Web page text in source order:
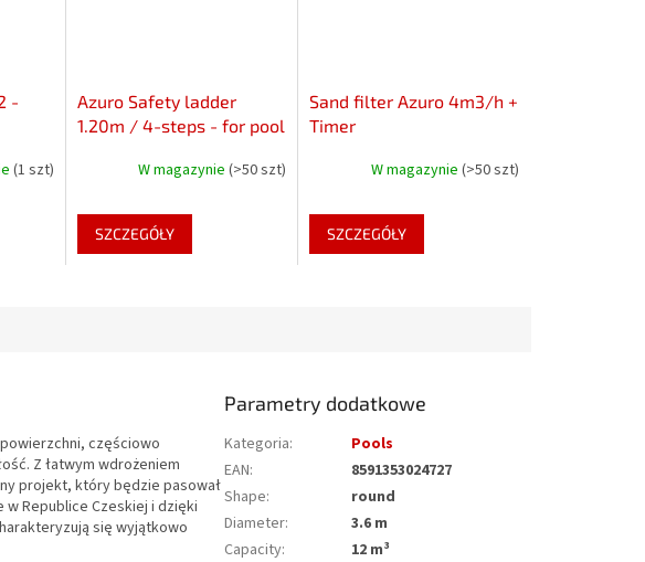
-
(1 szt)
Azuro Safety ladder
1.20m / 4-steps - for pool
W magazynie(>50 szt)
SZCZEGÓŁY
Sand filter Azuro 4m3/h +
Timer
W magazynie (>50 szt)
SZCZEGÓŁY
częściowo
Z łatwym wdrożeniem
projekt, który będzie pasował
Republice Czeskiej i dzięki
się wyjątkowo
Parametry dodatkowe
Kategoria:
Pools
EAN:
8591353024727
Shape:
round
Diameter:
3.6 m
Capacity:
12 m³